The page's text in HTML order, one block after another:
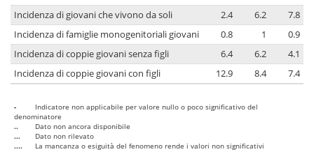
Incidenza di giovani che vivono da soli 2.4 6.2
7.8
Incidenza di famiglie monogenitoriali giovani
0.8 1
0.9
Incidenza di coppie giovani senza figli
6.4 6.2
4.1
Incidenza di coppie giovani con figli
12.9 8.4 7.4
-
Indicatore non applicabile per valore nullo o poco significativo del
denominatore
..
Dato non ancora disponibile
...
Dato non rilevato
....
La mancanza o esiguità del fenomeno rende i valori non significativi